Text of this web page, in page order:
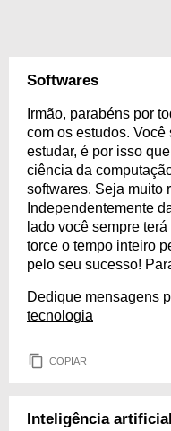
Softwares
Irmão, parabéns por
com os estudos.
estudar, é por isso
ciência da
softwares. Seja muito
Independentemente
lado você sempre
torce o tempo inteiro
pelo seu sucesso!
Dedique mensagens
tecnologia
COPIAR
Inteligência artificial